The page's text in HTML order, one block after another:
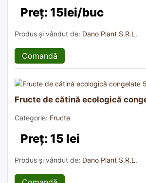
Preț: 15lei/buc
Produs și vândut de: Dano Plant S.R.L.
Comandă
Fructe de cătină ecologică
Categorie: Fructe
Preț: 15 lei
Produs și vândut de: Dano Plant S.R.L.